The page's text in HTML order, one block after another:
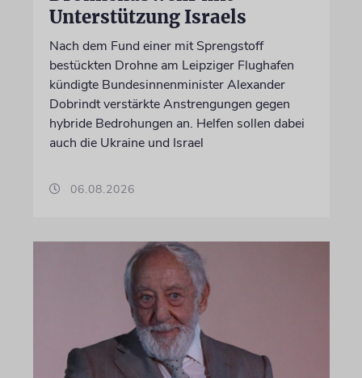
Unterstützung Israels
Nach dem Fund einer mit Sprengstoff
bestückten Drohne am Leipziger Flughafen
kündigte Bundesinnenminister Alexander
Dobrindt verstärkte Anstrengungen gegen
hybride Bedrohungen an. Helfen sollen dabei
auch die Ukraine und Israel
06.08.2026